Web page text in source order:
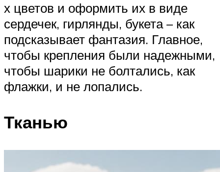
х цветов и оформить их в виде
сердечек, гирлянды, букета – как
подсказывает фантазия. Главное,
чтобы крепления были надежными,
чтобы шарики не болтались, как
флажки, и не лопались.
Тканью